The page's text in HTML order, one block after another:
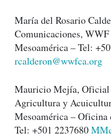
María del Rosario
Comunicaciones,
Mesoamérica – Tel:
rcalderon@wwfca.org
Mauricio Mejía, Oficial
Agricultura y
Mesoamérica – Oficina
Tel: +501 2237680